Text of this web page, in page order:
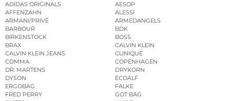
ADIDAS ORIGINALS
AESOP
AFFENZAHN
ALESSI
ARMANI/PRIVÉ
ARMEDANGELS
BARBOUR
BDK
BIRKENSTOCK
BOSS
BRAX
CALVIN KLEIN
CALVIN KLEIN JEANS
CLINIQUE
COMMA
COPENHAGEN
DR. MARTENS
DRYKORN
DYSON
ECOALF
ERGOBAG
FALKE
FRED PERRY
GOT BAG